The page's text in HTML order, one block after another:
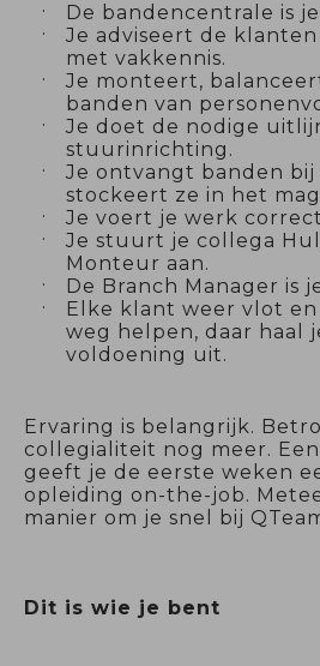
De bandencentrale is
Je adviseert de
met vakkennis.
Je monteert,
banden van
Je doet de nodige
stuurinrichting.
Je ontvangt banden bij
stockeert ze in het
Je voert je werk
Je stuurt je collega
Monteur aan.
De Branch Manager is
Elke klant weer vlot en
weg helpen, daar haal
voldoening uit.
Ervaring is belangrijk.
collegialiteit nog meer. Een
geeft je de eerste weken
opleiding on-the-job.
manier om je snel bij
Dit is wie je bent